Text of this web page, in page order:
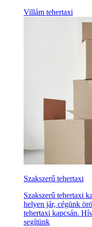
Villám tehertaxi
Szakszerű tehertaxi
Szakszerű tehertaxi
helyen jár, cégünk
tehertaxi kapcsán.
segítünk